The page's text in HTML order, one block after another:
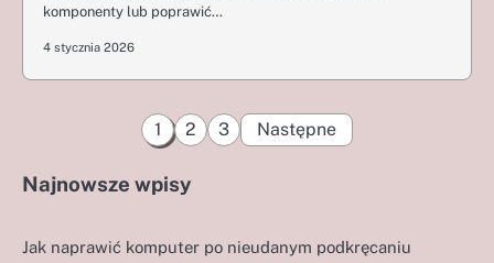
komponenty lub poprawić…
4 stycznia 2026
Stronicowanie
1 2 3 Następne
Najnowsze wpisy
Jak naprawić komputer po nieudanym podkręcaniu